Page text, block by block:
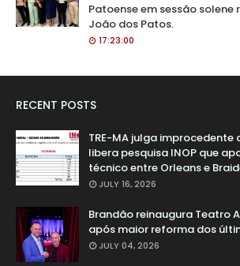
Patoense em sessão solene
João dos Patos.
17:23:00
RECENT POSTS
TRE-MA julga improcedente
libera pesquisa INOP que
técnico entre Orleans e
JULY 16, 2026
Brandão reinaugura Teatro
após maior reforma dos
JULY 04, 2026